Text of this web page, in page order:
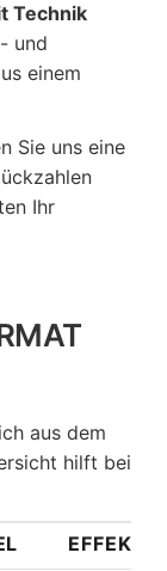
Technik
und
einem
Sie uns eine
Ihr
aus dem
hilft bei
EFFEKT